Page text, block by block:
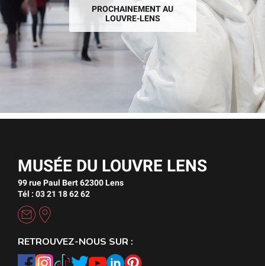
PROCHAINEMENT AU
LOUVRE-LENS
MUSÉE DU LOUVRE LENS
99 rue Paul Bert 62300 Lens
Tél : 03 21 18 62 62
RETROUVEZ-NOUS SUR :